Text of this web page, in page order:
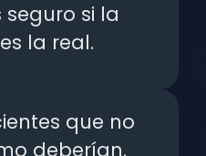
seguro si la
la real.
que no
deberían.